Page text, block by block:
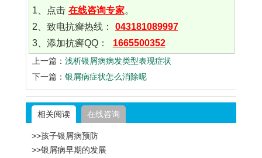
1、点击 在线咨询专家。
2、致电抗癣热线：
043181089997
3、添加抗癣QQ：
1665500352
上一篇： 浅析银屑病病发类型表现症状
下一篇： 银屑病症状怎么消除呢
相关阅读 在线咨询
>>孩子银屑病预防
>>银屑病早期的发展